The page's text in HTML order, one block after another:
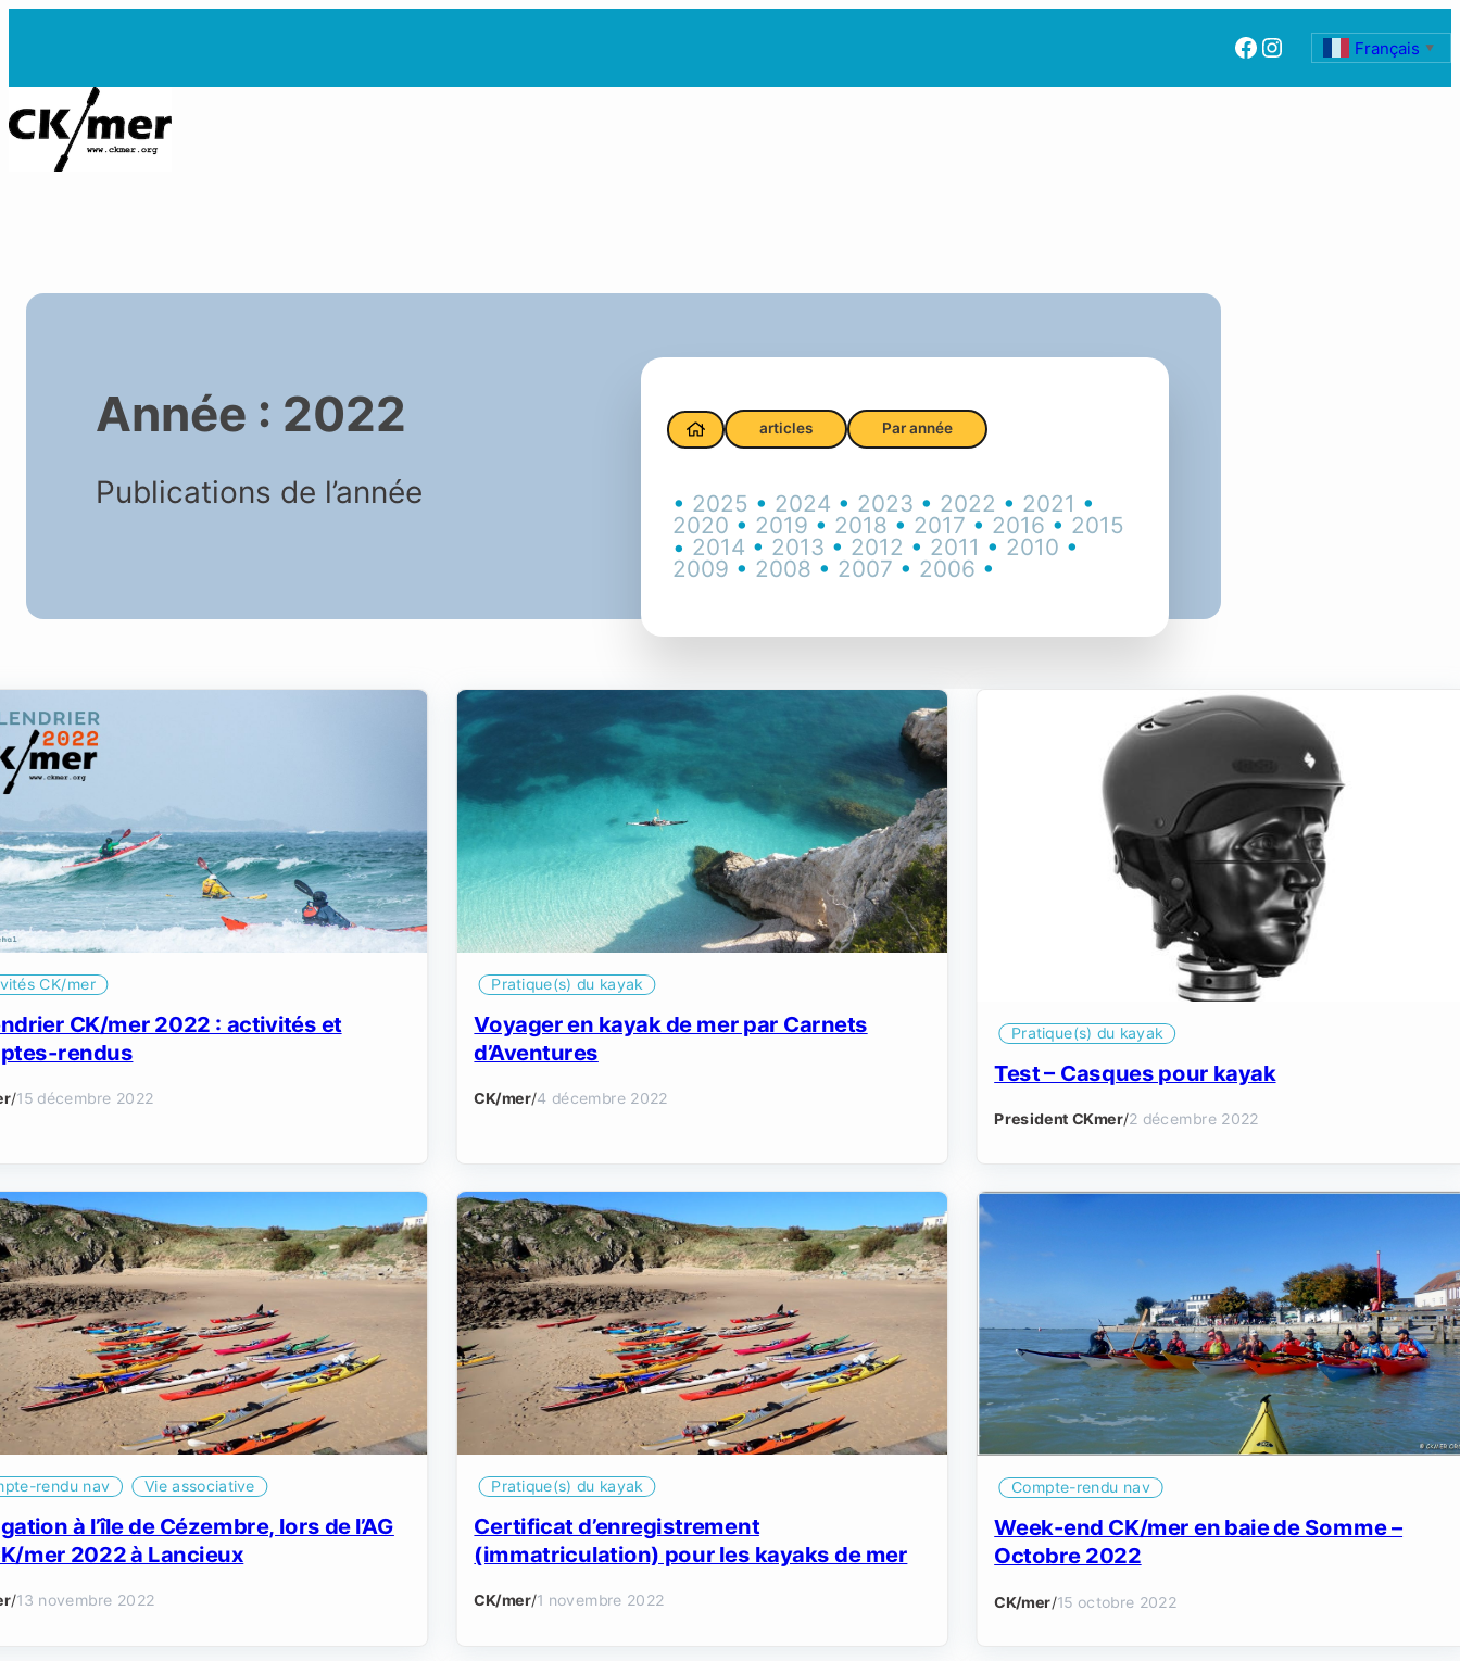
Aller
Facebook
InstagramFrançais ▼
Année : 2022
Publications de l’année
articles Par année
• 2025 • 2024 • 2023 • 2022 • 2021 •
2020 • 2019 • 2018 • 2017 • 2016 • 2015
• 2014 • 2013 • 2012 • 2011 • 2010 •
2009 • 2008 • 2007 • 2006 •
CK/mer
CK/mer 2022 : activités et
rendus
/15 décembre 2022
Pratique(s) du kayak
Voyager en kayak de mer par Carnets
d’Aventures
CK/mer/4 décembre 2022
Pratique(s) du kayak
Test – Casques pour kayak
President CKmer/2 décembre 2022
rendu nav Vie associative
à l’île de Cézembre, lors de l’AG
mer 2022 à Lancieux
/13 novembre 2022
Pratique(s) du kayak
Certificat d’enregistrement
(immatriculation) pour les kayaks de mer
CK/mer/1 novembre 2022
Compte-rendu nav
Week-end CK/mer en baie de Somme –
Octobre 2022
CK/mer/15 octobre 2022